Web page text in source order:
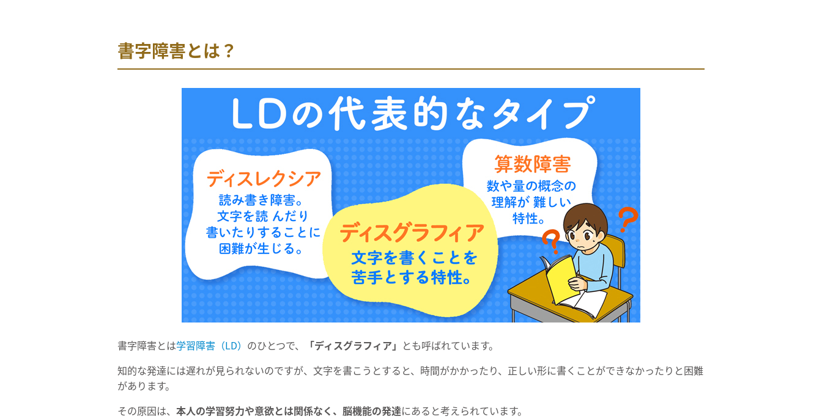
書字障害とは？
書字障害とは学習障害（LD） のひとつで、 「ディスグラフィア」 とも呼ばれています。
知的な発達には遅れが見られないのですが、文字を書こうとすると、時間がかかったり、正しい形に書くことができなかったりと困難
があります。
その原因は、 本人の学習努力や意欲とは関係なく、脳機能の発達にあると考えられています。